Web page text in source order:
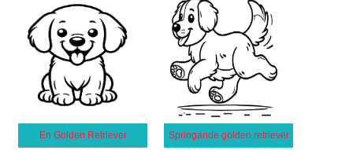
En Golden Retriever Springande golden retriever